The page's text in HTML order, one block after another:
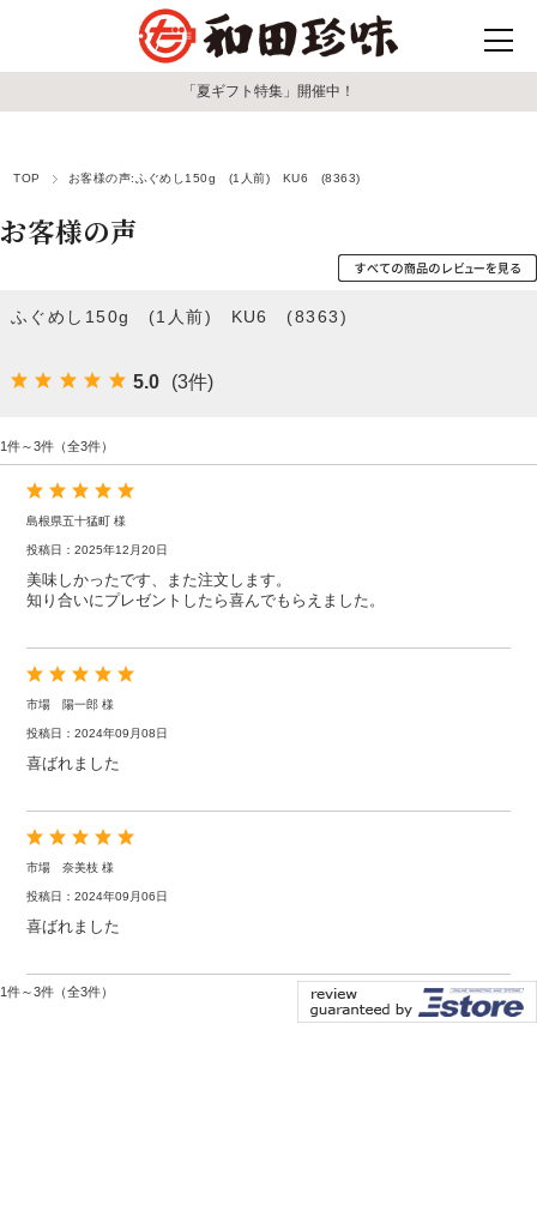
「夏ギフト特集」開催中！
TOP お客様の声:ふぐめし150g (1人前) KU6 (8363)
お客様の声
ふぐめし150g (1人前) KU6 (8363)
5.0 (3件)
1件～3件（全3件）
島根県五十猛町 様
投稿日：2025年12月20日
美味しかったです、また注文します。
知り合いにプレゼントしたら喜んでもらえました。
市場 陽一郎 様
投稿日：2024年09月08日
喜ばれました
市場 奈美枝 様
投稿日：2024年09月06日
喜ばれました
1件～3件（全3件）